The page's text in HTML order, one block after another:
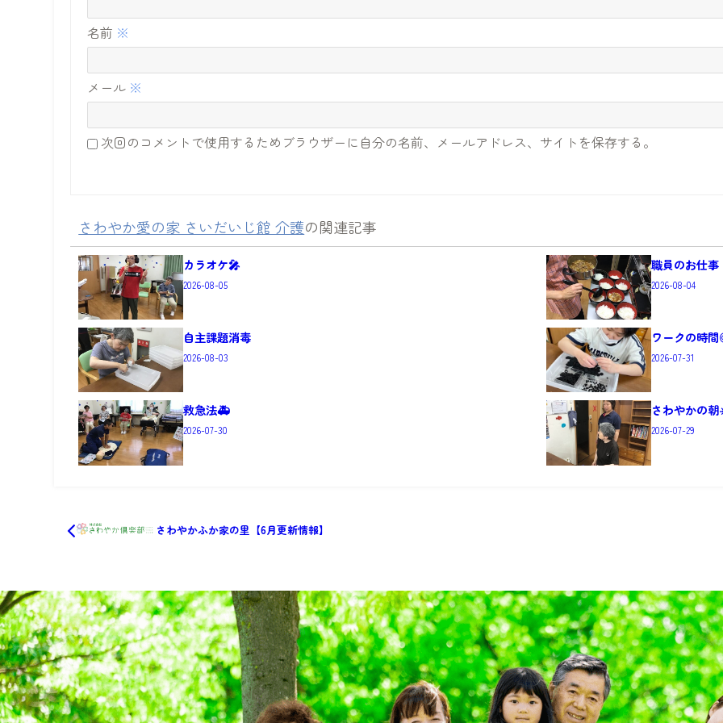
名前 ※
メール ※
次回のコメントで使用するためブラウザーに自分の名前、メールアドレス、サイトを保存する。
さわやか愛の家 さいだいじ館 介護の関連記事
カラオケ🎤
2026-08-05
職員のお仕事
2026-08-04
自主課題消毒
2026-08-03
ワークの時
2026-07-31
救急法🚑
2026-07-30
さわやかの
2026-07-29
さわやかふか家の里【6月更新情報】